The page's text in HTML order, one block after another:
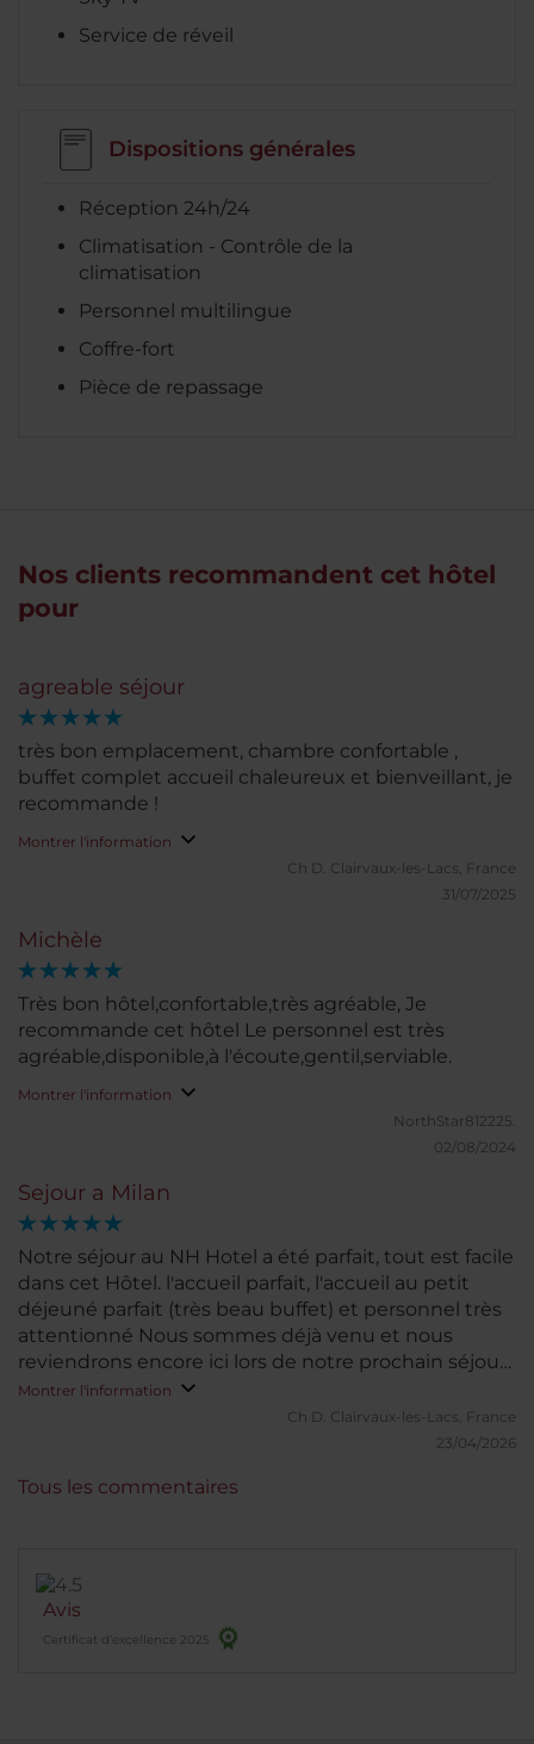
Service de réveil
Dispositions générales
Réception 24h/24
Climatisation - Contrôle de la
climatisation
Personnel multilingue
Coffre-fort
Pièce de repassage
Nos clients recommandent cet hôtel
pour
agreable séjour
très bon emplacement, chambre confortable ,
buffet complet accueil chaleureux et bienveillant, je
recommande !
Montrer l'information
Ch D. Clairvaux-les-Lacs, France
31/07/2025
Michèle
Très bon hôtel,confortable,très agréable, Je
recommande cet hôtel Le personnel est très
agréable,disponible,à l'écoute,gentil,serviable.
Montrer l'information
NorthStar812225.
02/08/2024
Sejour a Milan
Notre séjour au NH Hotel a été parfait, tout est facile
dans cet Hôtel. l'accueil parfait, l'accueil au petit
déjeuné parfait (très beau buffet) et personnel très
attentionné Nous sommes déjà venu et nous
reviendrons encore ici lors de notre prochain séjour
a Milan
Montrer l'information
Ch D. Clairvaux-les-Lacs, France
23/04/2026
Avis
Certificat d’excellence 2025
Tous les commentaires